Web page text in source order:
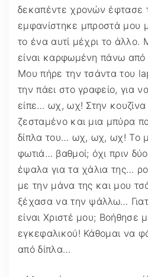
δεκαπέντε χρονών έφτασε
εμφανίστηκε μπροστά μου
το ένα αυτί μέχρι το
είναι καρφωμένη πάνω από
Μου πήρε την τσάντα του
την πάει στο γραφείο, για
είπε… ωχ, ωχ! Στην
ζεσταμένο και μια μπύρα
δίπλα του… ωχ, ωχ, ωχ! Το
φωτιά… βαθμοί; όχι πριν
έψαλα για τα χάλια της…
με την μάνα της και μου
ξέχασα να την ψάλλω…
είναι Χριστέ μου; Βοήθησε
εγκεφαλικού! Κάθομαι να
από δίπλα…